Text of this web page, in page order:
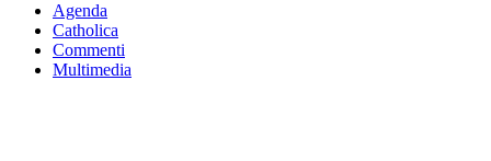
Agenda
Catholica
Commenti
Multimedia